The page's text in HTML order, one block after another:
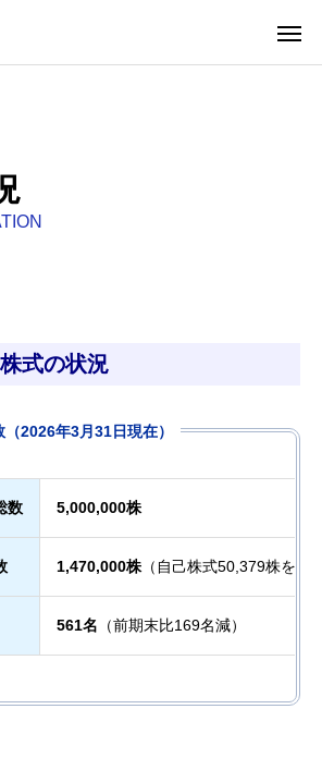
式の状況
2026年3月31日現在）
数 5,000,000株
1,470,000株 （自己株式50,379株を含
561名 （前期末比169名減）